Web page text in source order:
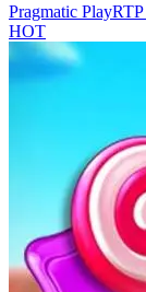
Pragmatic PlayRTP
HOT